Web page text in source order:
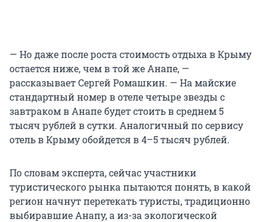
— Но даже после роста стоимость отдыха в Крыму
остается ниже, чем в той же Анапе, —
рассказывает Сергей Ромашкин. — На майские
стандартный номер в отеле четыре звезды с
завтраком в Анапе будет стоить в среднем 5
тысяч рублей в сутки. Аналогичный по сервису
отель в Крыму обойдется в 4–5 тысяч рублей.
По словам эксперта, сейчас участники
туристического рынка пытаются понять, в какой
регион начнут перетекать туристы, традиционно
выбиравшие Анапу, а из-за экологической